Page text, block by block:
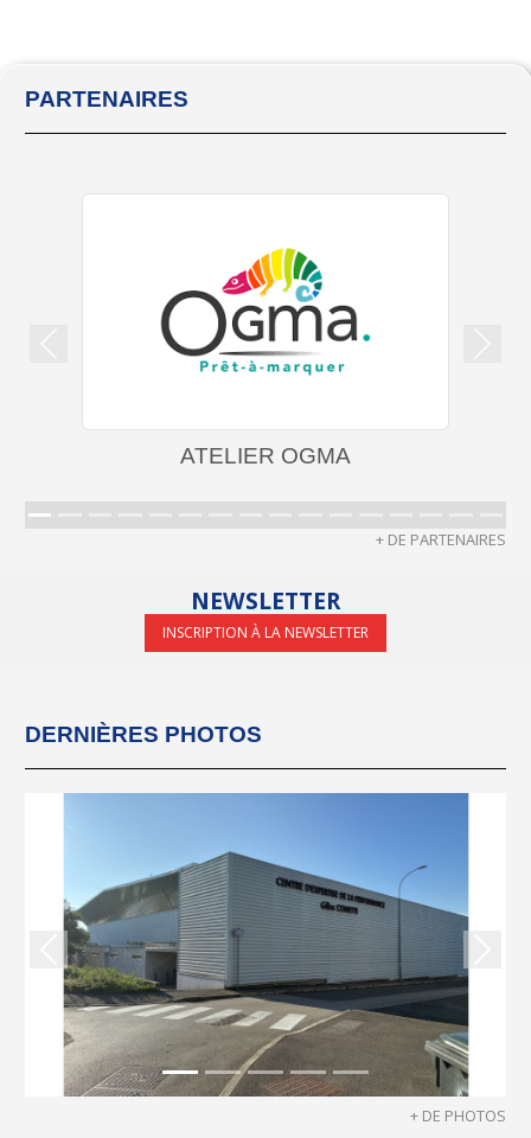
PARTENAIRES
ATELIER OGMA
+ DE PARTENAIRES
NEWSLETTER
INSCRIPTION À LA NEWSLETTER
DERNIÈRES PHOTOS
Précedent
+ DE PHOTOS